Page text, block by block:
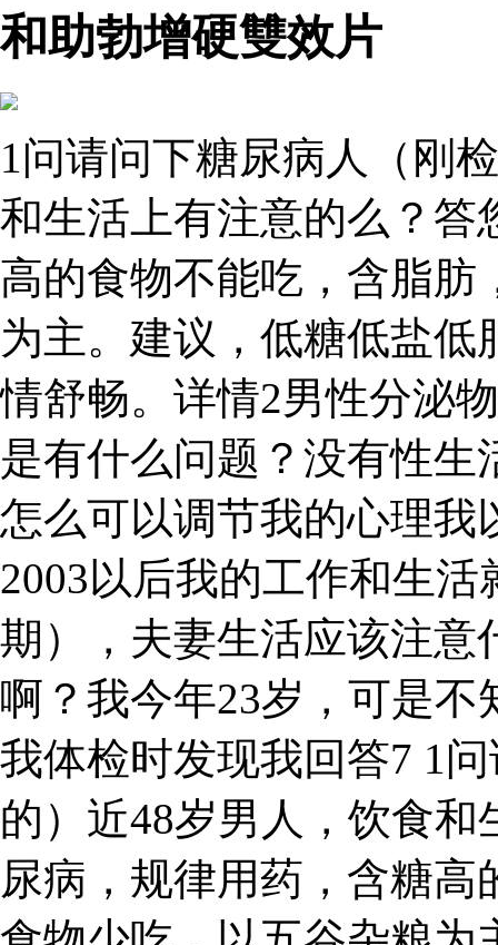
和助勃增硬雙效片
1问请问下糖尿病人（刚
和生活上有注意的么？答
高的食物不能吃，含脂肪
为主。建议，低糖低盐
情舒畅。详情2男性分泌
是有什么问题？没有性生
怎么可以调节我的心理我
2003以后我的工作和生
期），夫妻生活应该注意
啊？我今年23岁，可是
我体检时发现我回答7 1
的）近48岁男人，饮食
尿病，规律用药，含糖